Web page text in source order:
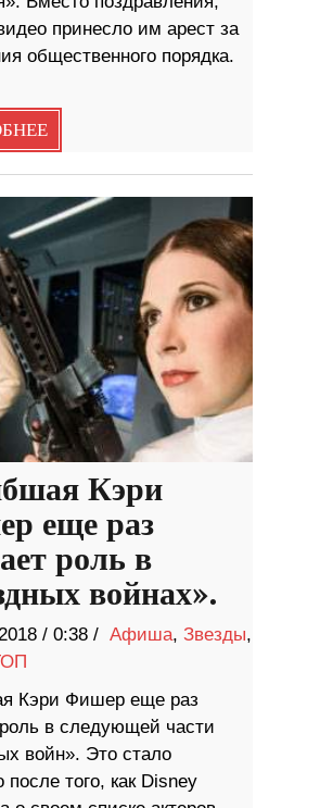
принесло им арест за
общественного порядка.
Кэри
еще раз
роль в
войнах».
/ 0:38 / Афиша, Звезды,
Кэри Фишер еще раз
в следующей части
войн». Это стало
после того, как Disney